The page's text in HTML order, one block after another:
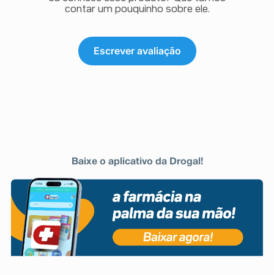
contar um pouquinho sobre ele.
Escrever avaliação
Baixe o aplicativo da Drogal!